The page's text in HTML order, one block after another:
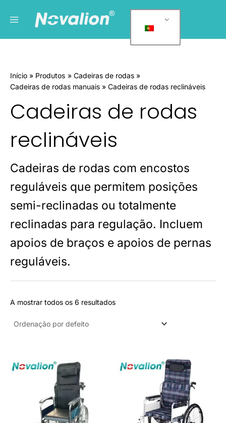
para
conteúdo
principal
a
o
r
a
d
e
r
o
t
o
Início Produtos
Cadeiras de rodas
Cadeiras de rodas manuais
Cadeiras de rodas reclináveis
Cadeiras de rodas
reclináveis
Cadeiras de rodas com encostos
reguláveis que permitem posições
semi-reclinadas ou totalmente
reclinadas para regulação. Incluem
apoios de braços e apoios de pernas
reguláveis.
A mostrar todos os 6 resultados